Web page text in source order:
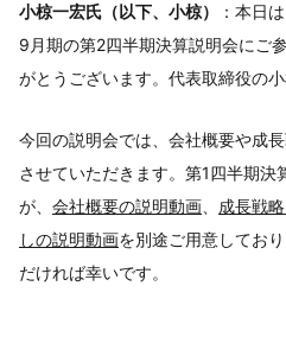
小椋一宏氏（以下、小椋）
：本日
9月期の第2四半期決算説明会にご
がとうございます。代表取締役の小
今回の説明会では、会社概要や成
させていただきます。第1四半期決
が、 会社概要の説明動画
成長戦
しの説明動画を別途ご用意してお
だければ幸いです。